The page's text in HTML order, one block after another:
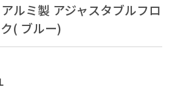
ルミ製 アジャスタブルフロ
( ブルー)